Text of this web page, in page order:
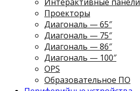
Проекторы
Диагональ — 65″
Диагональ — 75″
Диагональ — 86″
Диагональ — 100″
OPS
Образовательное ПО